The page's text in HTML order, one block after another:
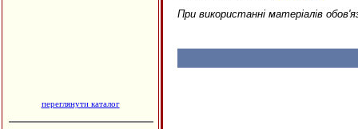
переглянути каталог
При використанні матеріалів